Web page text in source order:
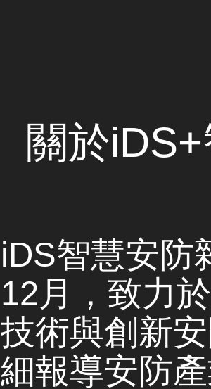
關於
iDS智慧安防
12月，致力
技術與創新
細報導安防